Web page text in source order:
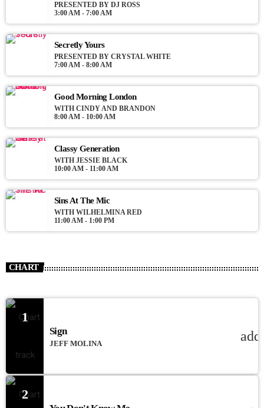
Podcasts, Articles and Charts by simply choosing a category.
Curabitur id lacus felis. Sed justo mauris, auctor eget tellus nec,
justo. Aliquam semper faucibus odio id varius. Suspendisse
varius laoreet sodales.
PRESENTED BY DJ ROSS
3:00 AM - 7:00 AM
Secretly Yours
PRESENTED BY CRYSTAL WHITE
7:00 AM - 8:00 AM
Good Morning London
WITH CINDY AND BRANDON
8:00 AM - 10:00 AM
Classy Generation
WITH JESSIE BLACK
10:00 AM - 11:00 AM
Sins At The Mic
WITH WILHELMINA RED
11:00 AM - 1:00 PM
CHART
1
Sign
JEFF MOLINA
2